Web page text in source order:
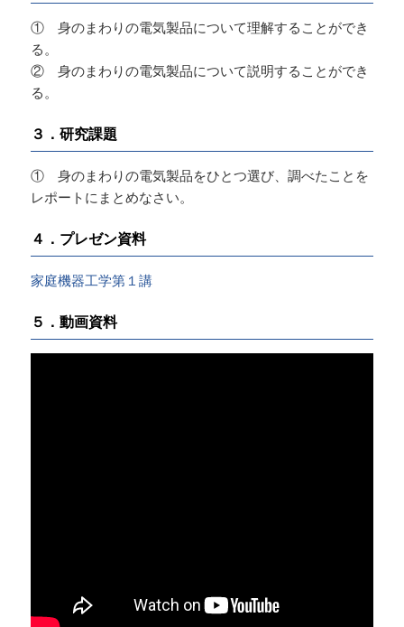
① 身のまわりの電気製品について理解することができ
る。
② 身のまわりの電気製品について説明することができ
る。
３．研究課題
① 身のまわりの電気製品をひとつ選び、調べたことを
レポートにまとめなさい。
４．プレゼン資料
家庭機器工学第１講
５．動画資料